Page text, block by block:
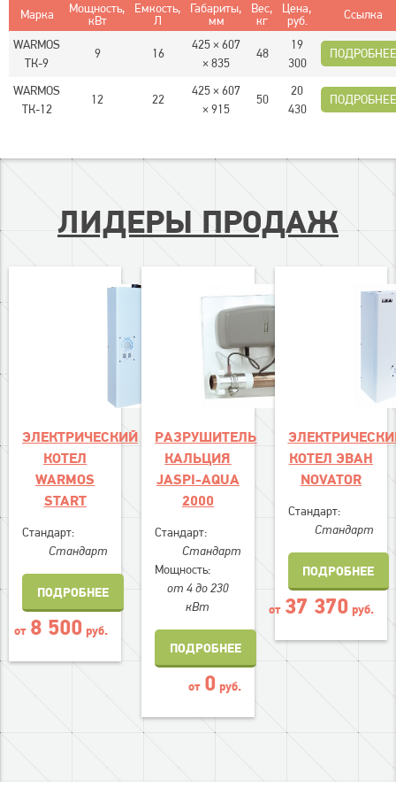
Марка
Мощность,
кВт
Емкость,
Л
Габариты,
мм
Вес,
кг
Цена,
руб.
Ссылка
WARMOS
TК-9
9 16
425 × 607
× 835
48
19
300
ПОДРОБНЕЕ
WARMOS
TК-12
12 22
425 × 607
× 915
50
20
430
ПОДРОБНЕЕ
ЛИДЕРЫ ПРОДАЖ
ЭЛЕКТРИЧЕСКИЙ
КОТЕЛ
WARMOS
START
Стандарт:
Стандарт
ПОДРОБНЕЕ
от 8 500 руб.
РАЗРУШИТЕЛЬ
КАЛЬЦИЯ
JASPI-AQUA
2000
Стандарт:
Стандарт
Мощность:
от 4 до 230
кВт
ПОДРОБНЕЕ
от 0 руб.
КОТЕЛ ЭВАН
NOVATOR
Стандарт:
Стандарт
ПОДРОБНЕЕ
от 37 370 руб.